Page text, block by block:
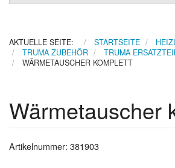
AKTUELLE SEITE: STARTSEITE
TRUMA ZUBEHÖR
TRUMA
WÄRMETAUSCHER KOMPLETT
Wärmetauscher
Artikelnummer: 381903